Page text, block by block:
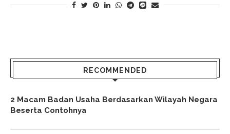
RECOMMENDED
2 Macam Badan Usaha Berdasarkan Wilayah Negara
Beserta Contohnya